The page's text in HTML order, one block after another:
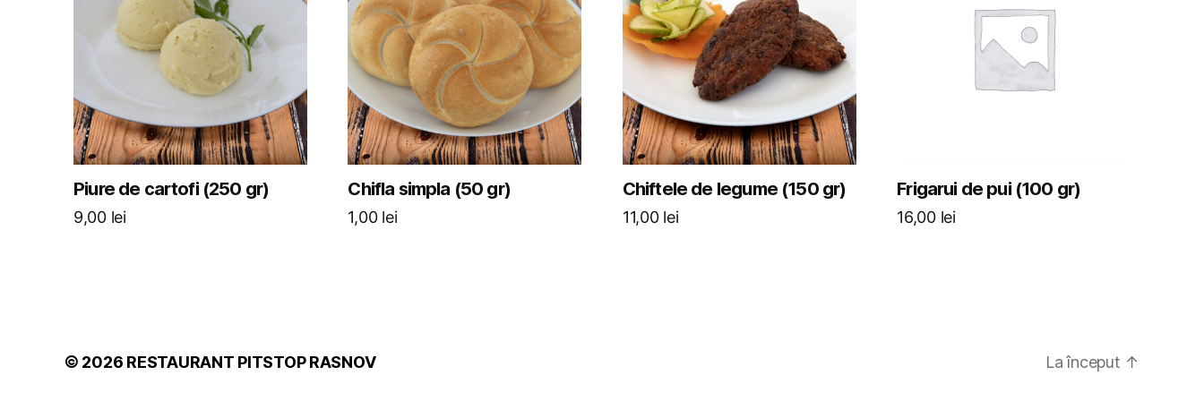
Piure de cartofi (250 gr)
9,00 lei
Chifla simpla (50 gr)
1,00 lei
Chiftele de legume (150 gr)
11,00 lei
Frigarui de pui (100 gr)
16,00 lei
© 2026 RESTAURANT PITSTOP RASNOV La început ↑